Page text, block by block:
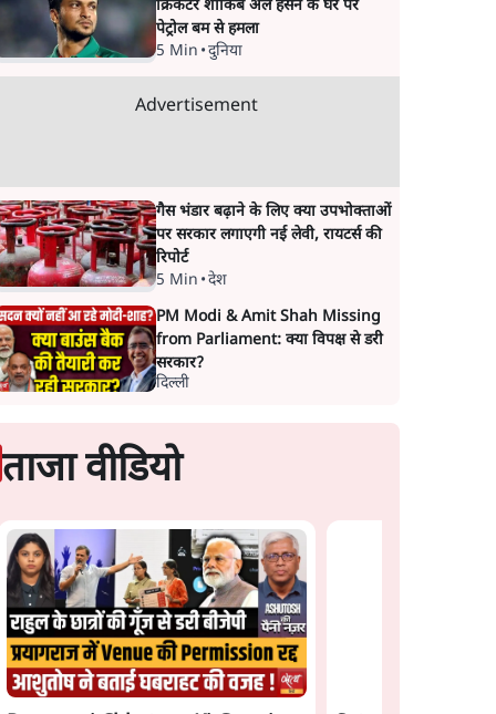
क्रिकेटर शाकिब अल हसन के घर पर
पेट्रोल बम से हमला
5 Min •दुनिया
Advertisement
गैस भंडार बढ़ाने के लिए क्या उपभोक्ताओं
पर सरकार लगाएगी नई लेवी, रायटर्स की
रिपोर्ट
5 Min •देश
PM Modi & Amit Shah Missing
from Parliament: क्या विपक्ष से डरी
सरकार?
दिल्ली
ताजा वीडियो